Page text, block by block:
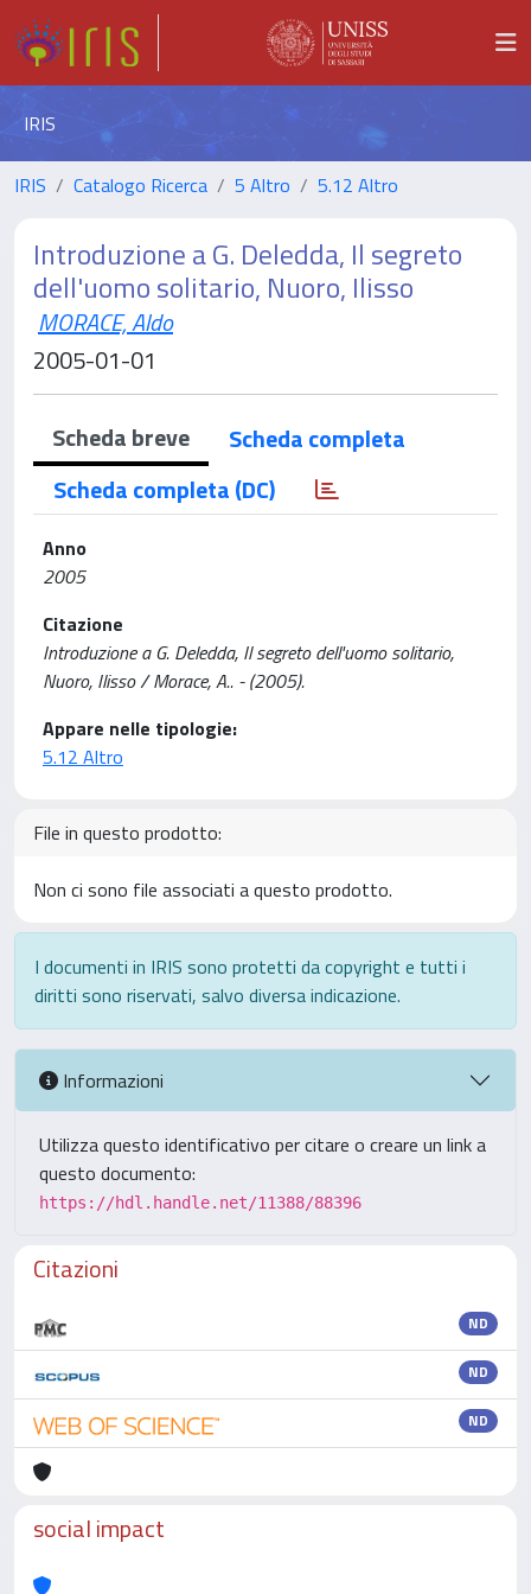
IRIS
IRIS Catalogo Ricerca 5 Altro 5.12 Altro
Introduzione a G. Deledda, Il segreto
dell'uomo solitario, Nuoro, Ilisso
MORACE, Aldo
2005-01-01
Scheda breve
Scheda completa
Scheda completa (DC)
Anno
2005
Citazione
Introduzione a G. Deledda, Il segreto dell'uomo solitario,
Nuoro, Ilisso / Morace, A.. - (2005).
Appare nelle tipologie:
5.12 Altro
File in questo prodotto:
Non ci sono file associati a questo prodotto.
I documenti in IRIS sono protetti da copyright e tutti i
diritti sono riservati, salvo diversa indicazione.
Informazioni
Utilizza questo identificativo per citare o creare un link a
questo documento:
https://hdl.handle.net/11388/88396
Citazioni
ND
ND
ND
social impact